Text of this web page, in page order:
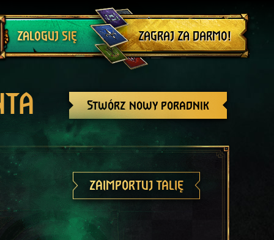
ZALOGUJ SIĘ
Wyloguj się
ZAGRAJ ZA DARMO!
Stwórz nowy poradnik
ZAIMPORTUJ TALIĘ